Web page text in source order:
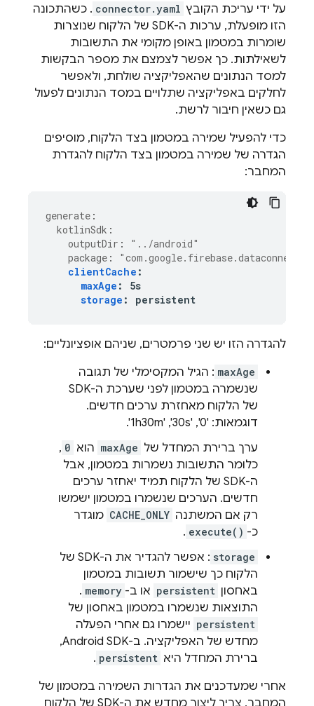
על ידי עריכת הקובץ connector.yaml . כשהתכונה
הזו מופעלת, ערכות ה-SDK של הלקוח שנוצרות
שומרות במטמון באופן מקומי את התשובות
לשאילתות. כך אפשר לצמצם את מספר הבקשות
למסד הנתונים שהאפליקציה שולחת, ולאפשר
לחלקים באפליקציה שתלויים במסד הנתונים לפעול
גם כשאין חיבור לרשת.
כדי להפעיל שמירה במטמון בצד הלקוח, מוסיפים
הגדרה של שמירה במטמון בצד הלקוח להגדרת
המחבר:
generate :
kotlinSdk :
outputDir :
"../android"
package :
clientCache :
maxAge :
5s
storage : persistent
להגדרה הזו יש שני פרמטרים, שניהם אופציונליים:
maxAge : הגיל המקסימלי של תגובה
שנשמרה במטמון לפני שערכת ה-SDK
של הלקוח מאחזרת ערכים חדשים.
דוגמאות: '0',‏ '30s',‏ '1h30m'.
ערך ברירת המחדל של maxAge הוא 0
,
כלומר התשובות נשמרות במטמון, אבל
ה-SDK של הלקוח תמיד יאחזר ערכים
חדשים. הערכים שנשמרו במטמון ישמשו
רק אם המשתנה CACHE_ONLY מוגדר
כ- execute()
.
storage
: אפשר להגדיר את ה-SDK של
הלקוח כך שישמור תשובות במטמון
באחסון persistent או ב- memory
.
התוצאות שנשמרו במטמון באחסון של
persistent יישמרו גם אחרי הפעלה
מחדש של האפליקציה. ב-Android SDK,
ברירת המחדל היא persistent
.
אחרי שמעדכנים את הגדרות השמירה במטמון של
המחבר, צריך ליצור מחדש את ה-SDK של הלקוח